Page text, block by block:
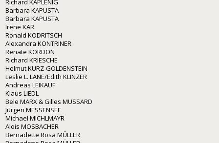
Barbara KAPUSTA
Barbara KAPUSTA
Irene KAR
Ronald KODRITSCH
Alexandra KONTRINER
Renate KORDON
Richard KRIESCHE
Helmut KURZ-GOLDENSTEIN
Leslie L. LANE/Edith KLINZER
Andreas LEIKAUF
Klaus LIEDL
Bele MARX & Gilles MUSSARD
Jürgen MESSENSEE
Michael MICHLMAYR
Alois MOSBACHER
Bernadette Rosa MÜLLER